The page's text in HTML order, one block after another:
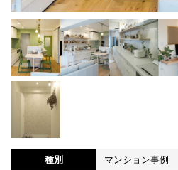
種別
マンション事例